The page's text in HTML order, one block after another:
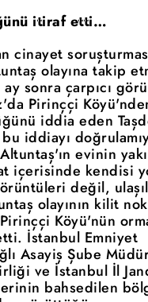
itiraf etti…
cinayet
olayına takip
sonra çarpıcı
Pirinççi
iddia eden
iddiayı
evinin
içerisinde kendisi
değil,
olayının kilit
Köyü'nün
İstanbul Emniyet
Asayiş Şube
ve İstanbul İl
bahsedilen